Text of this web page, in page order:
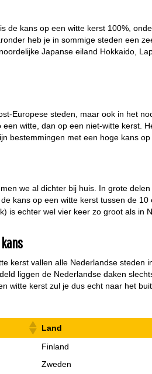
de kans op een witte kerst 100%,
heb je in sommige steden een
Japanse eiland Hokkaido,
Europese steden, maar ook in het
een witte, dan op een niet-witte kerst.
bestemmingen met een hoge kans op
we al dichter bij huis. In grote
kans op een witte kerst tussen de
is echter wel vier keer zo groot als in
kerst vallen alle Nederlandse steden
liggen de Nederlandse daken
witte kerst zul je dus echt naar het
Land
Finland
Zweden